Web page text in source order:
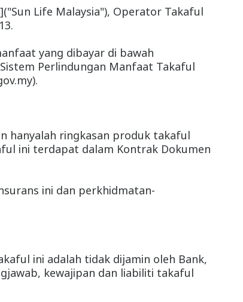
Life Malaysia"), Operator Takaful
yang dibayar di bawah
Perlindungan Manfaat Takaful
hanyalah ringkasan produk takaful
ini terdapat dalam Kontrak Dokumen
ini dan perkhidmatan-
ini adalah tidak dijamin oleh Bank,
kewajipan dan liabiliti takaful